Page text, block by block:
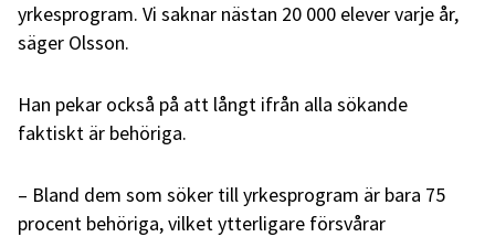
yrkesprogram. Vi saknar nästan 20 000 elever varje år,
säger Olsson.
Han pekar också på att långt ifrån alla sökande
faktiskt är behöriga.
– Bland dem som söker till yrkesprogram är bara 75
procent behöriga, vilket ytterligare försvårar